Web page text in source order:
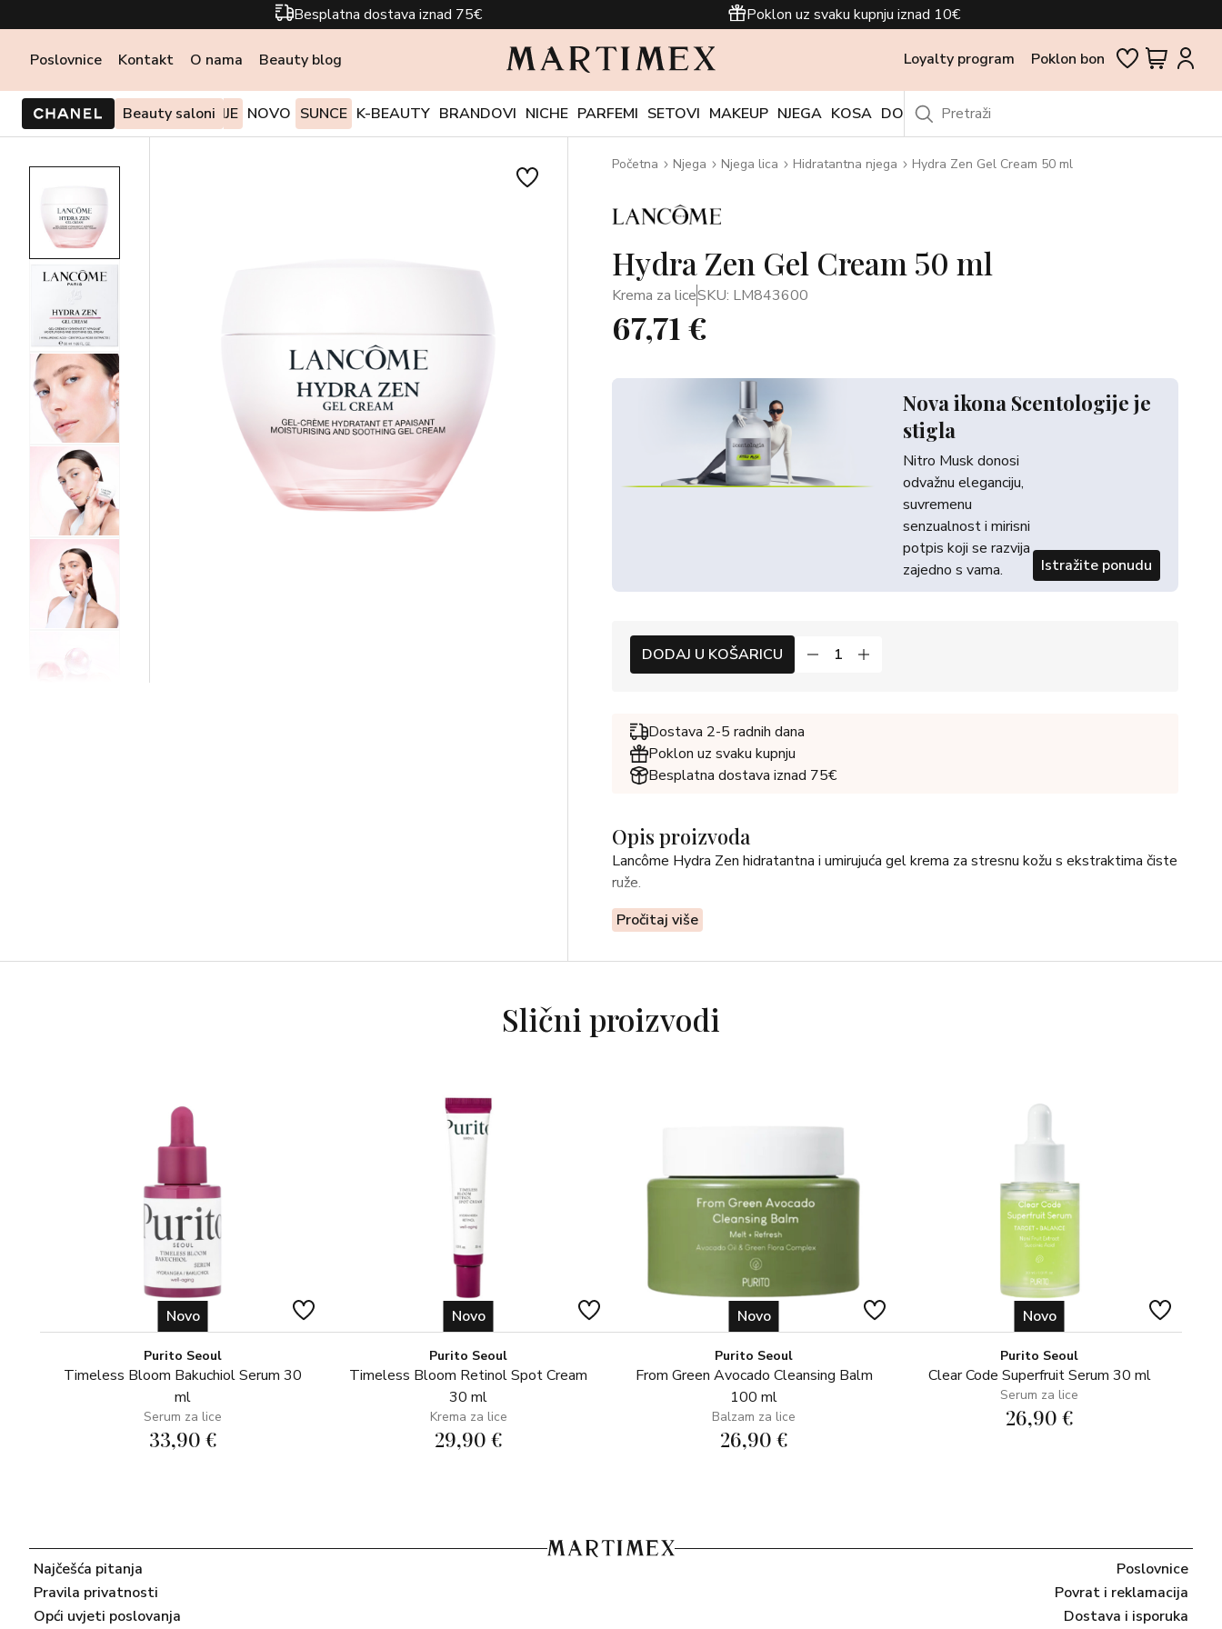
Besplatna dostava iznad 75€ Poklon uz svaku kupnju iznad 10€
Poslovnice Kontakt O nama Beauty blog Loyalty program Poklon bon
Beauty saloni
PONUDE I AKCIJE NOVO SUNCE K-BEAUTY BRANDOVI NICHE PARFEMI SETOVI MAKEUP NJEGA KOSA DODACI OUTLET
Početna Njega Njega lica Hidratantna njega Hydra Zen Gel Cream 50 ml
Hydra Zen Gel Cream 50 ml
Krema za liceSKU: LM843600
67,71 €
Nova ikona Scentologije je
stigla
Nitro Musk donosi
odvažnu eleganciju,
suvremenu
senzualnost i mirisni
potpis koji se razvija
zajedno s vama.
Istražite ponudu
DODAJ U KOŠARICU
Dostava 2-5 radnih dana
Poklon uz svaku kupnju
Besplatna dostava iznad 75€
Opis proizvoda
Lancôme Hydra Zen hidratantna i umirujuća gel krema za stresnu kožu s ekstraktima čiste
ruže.
Pročitaj više
Slični proizvodi
Novo
Purito Seoul
Timeless Bloom Bakuchiol Serum 30
ml
Serum za lice
33,90 €
Novo
Purito Seoul
Timeless Bloom Retinol Spot Cream
30 ml
Krema za lice
29,90 €
Novo
Purito Seoul
From Green Avocado Cleansing Balm
100 ml
Balzam za lice
26,90 €
Novo
Purito Seoul
Clear Code Superfruit Serum 30 ml
Serum za lice
26,90 €
Najčešća pitanja
Pravila privatnosti
Opći uvjeti poslovanja
Poslovnice
Povrat i reklamacija
Dostava i isporuka